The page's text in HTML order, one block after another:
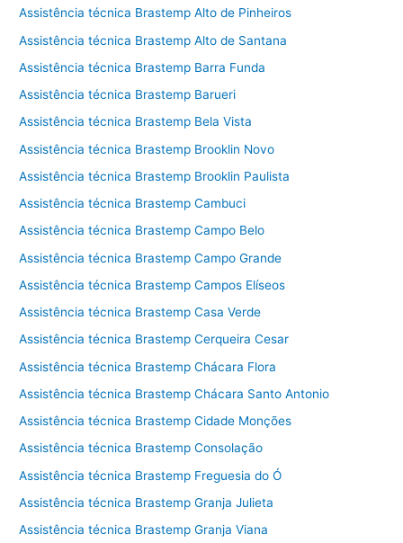
Assistência técnica Brastemp Alto de Pinheiros
Assistência técnica Brastemp Alto de Santana
Assistência técnica Brastemp Barra Funda
Assistência técnica Brastemp Barueri
Assistência técnica Brastemp Bela Vista
Assistência técnica Brastemp Brooklin Novo
Assistência técnica Brastemp Brooklin Paulista
Assistência técnica Brastemp Cambuci
Assistência técnica Brastemp Campo Belo
Assistência técnica Brastemp Campo Grande
Assistência técnica Brastemp Campos Elíseos
Assistência técnica Brastemp Casa Verde
Assistência técnica Brastemp Cerqueira Cesar
Assistência técnica Brastemp Chácara Flora
Assistência técnica Brastemp Chácara Santo Antonio
Assistência técnica Brastemp Cidade Monções
Assistência técnica Brastemp Consolação
Assistência técnica Brastemp Freguesia do Ó
Assistência técnica Brastemp Granja Julieta
Assistência técnica Brastemp Granja Viana